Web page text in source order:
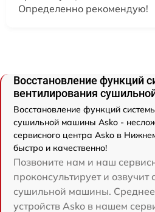
Определенно рекомендую!
Восстановление функций
вентилирования
Восстановление функций
сушильной машины Asko -
сервисного центра Asko в
быстро и качественно!
Позвоните нам и наш
проконсультирует и озвучит
сушильной машины.
устройств Asko в нашем